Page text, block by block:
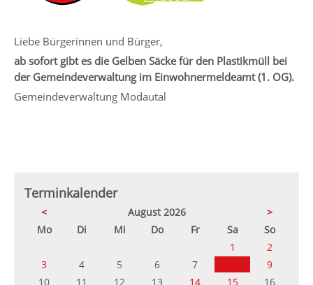
Liebe Bürgerinnen und Bürger,
ab sofort gibt es die Gelben Säcke für den Plastikmüll bei
der Gemeindeverwaltung im Einwohnermeldeamt (1. OG).
Gemeindeverwaltung Modautal
Terminkalender
< August 2026
>
Montag Di enstagMittwochDonnerstag
Freitag SamstagSonntag
1
2
3
4 5 6 7
9
10
11 12 13 14 15
16